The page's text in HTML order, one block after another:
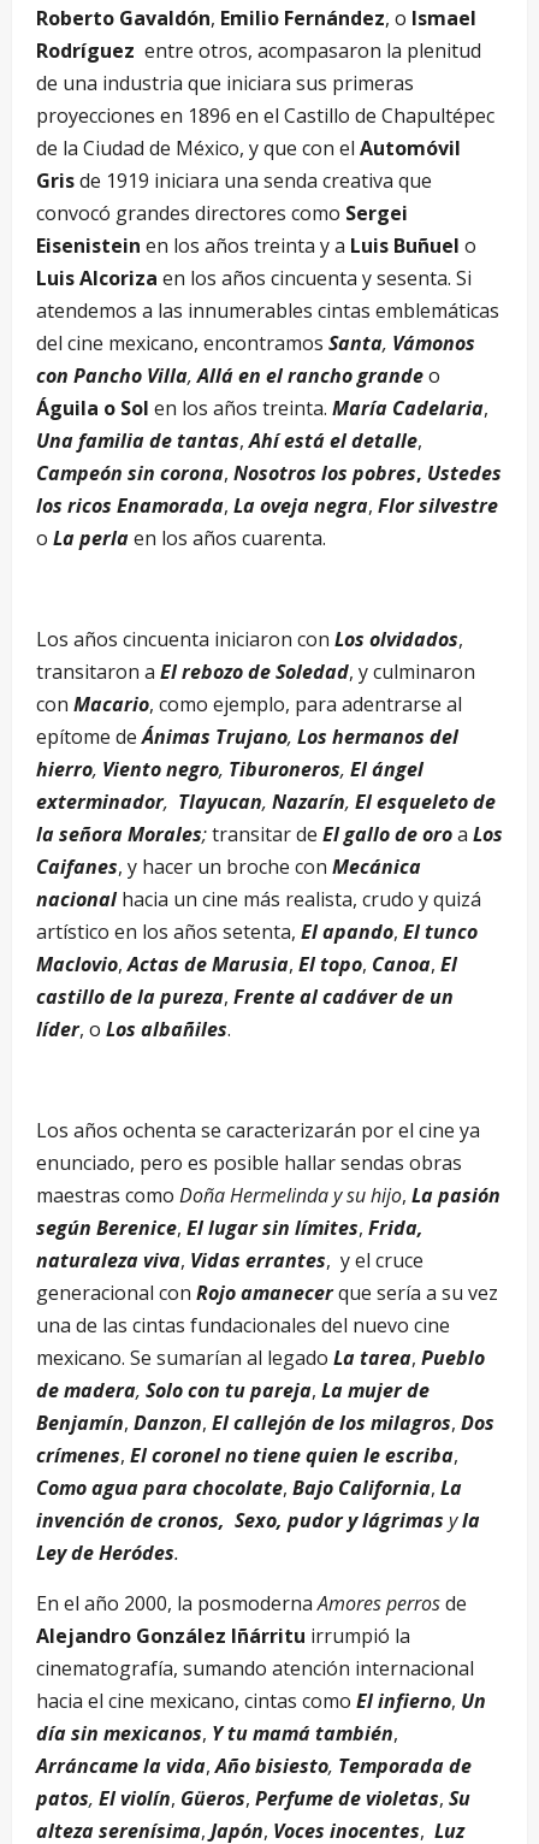
Roberto Gavaldón, Emilio Fernández, o Ismael
Rodríguez entre otros, acompasaron la plenitud
de una industria que iniciara sus primeras
proyecciones en 1896 en el Castillo de Chapultépec
de la Ciudad de México, y que con el Automóvil
Grisde 1919 iniciara una senda creativa que
convocó grandes directores como Sergei
Eisenistein en los años treinta y a Luis Buñuel o
Luis Alcoriza en los años cincuenta y sesenta. Si
atendemos a las innumerables cintas emblemáticas
del cine mexicano, encontramos Santa, Vámonos
con Pancho Villa,Allá en el rancho grandeo
Águila o Sol en los años treinta. María Cadelaria,
Una familia de tantas,Ahí está el detalle,
Campeón sin corona, Nosotros los pobres, Ustedes
los ricos Enamorada, La oveja negra, Flor silvestre
o La perlaen los años cuarenta.
Los años cincuenta iniciaron con Los olvidados,
transitaron a El rebozo de Soledad, y culminaron
con Macario, como ejemplo, para adentrarse al
epítome deÁnimas Trujano, Los hermanos del
hierro, Viento negro, Tiburoneros, El ángel
exterminador, Tlayucan, Nazarín, El esqueleto de
la señora Morales;transitar de El gallo de oroa Los
Caifanes, y hacer un broche con Mecánica
nacionalhacia un cine más realista, crudo y quizá
artístico en los años setenta, El apando, El tunco
Maclovio, Actas de Marusia, El topo, Canoa, El
castillo de la pureza, Frente al cadáver de un
líder, o Los albañiles.
Los años ochenta se caracterizarán por el cine ya
enunciado, pero es posible hallar sendas obras
maestras como Doña Hermelinda y su hijo, La pasión
según Berenice, El lugar sin límites, Frida,
naturaleza viva, Vidas errantes, y el cruce
generacional con Rojo amanecerque sería a su vez
una de las cintas fundacionales del nuevo cine
mexicano. Se sumarían al legado La tarea, Pueblo
de madera, Solo con tu pareja, La mujer de
Benjamín, Danzon, El callejón de los milagros, Dos
crímenes, El coronel no tiene quien le escriba,
Como agua para chocolate, Bajo California, La
invención de cronos, Sexo, pudor y lágrimas yla
Ley de Heródes.
En el año 2000, la posmodernaAmores perrosde
Alejandro González Iñárritu irrumpió la
cinematografía, sumando atención internacional
hacia el cine mexicano, cintas como El infierno, Un
día sin mexicanos, Y tu mamá también,
Arráncame la vida,Año bisiesto, Temporada de
patos, El violín, Güeros, Perfume de violetas, Su
alteza serenísima, Japón, Voces inocentes, Luz